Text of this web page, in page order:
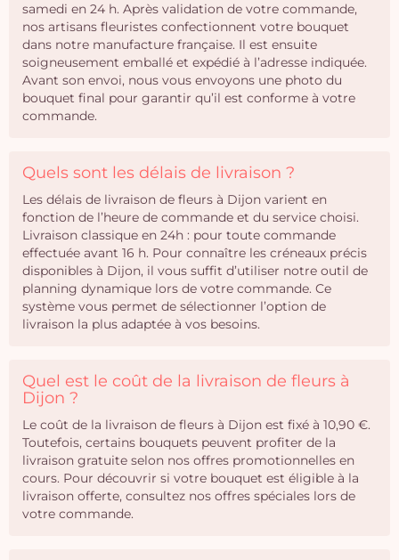
samedi en 24 h. Après validation de votre commande,
nos artisans fleuristes confectionnent votre bouquet
dans notre manufacture française. Il est ensuite
soigneusement emballé et expédié à l’adresse indiquée.
Avant son envoi, nous vous envoyons une photo du
bouquet final pour garantir qu’il est conforme à votre
commande.
Quels sont les délais de livraison ?
Les délais de livraison de fleurs à Dijon varient en
fonction de l’heure de commande et du service choisi.
Livraison classique en 24h : pour toute commande
effectuée avant 16 h. Pour connaître les créneaux précis
disponibles à Dijon, il vous suffit d’utiliser notre outil de
planning dynamique lors de votre commande. Ce
système vous permet de sélectionner l’option de
livraison la plus adaptée à vos besoins.
Quel est le coût de la livraison de fleurs à
Dijon ?
Le coût de la livraison de fleurs à Dijon est fixé à 10,90 €.
Toutefois, certains bouquets peuvent profiter de la
livraison gratuite selon nos offres promotionnelles en
cours. Pour découvrir si votre bouquet est éligible à la
livraison offerte, consultez nos offres spéciales lors de
votre commande.